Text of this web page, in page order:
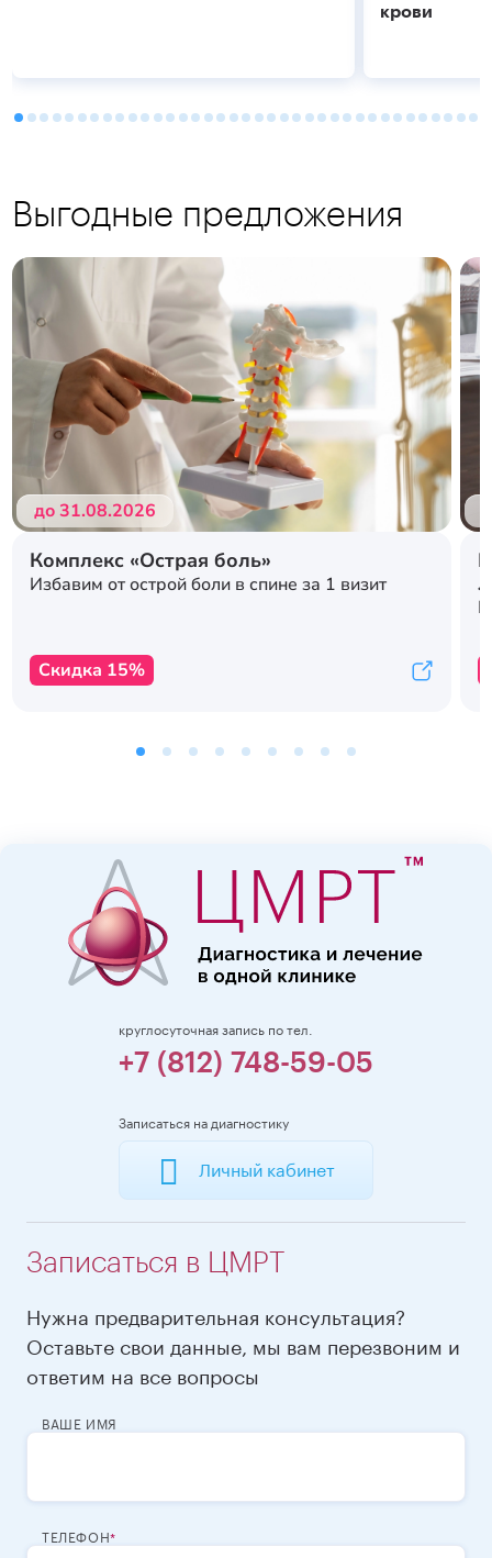
Подробнее
крови
Подробнее
Выгодные предложения
до 31.08.2026
Комплекс «Острая боль»
Избавим от острой боли в спине за 1 визит
Скидка 15%
круглосуточная запись по тел.
+7 (812) 748-59-05
Записаться на диагностику
Личный кабинет
Записаться в ЦМРТ
Нужна предварительная консультация?
Оставьте свои данные, мы вам перезвоним и
ответим на все вопросы
ВАШЕ ИМЯ
ТЕЛЕФОН